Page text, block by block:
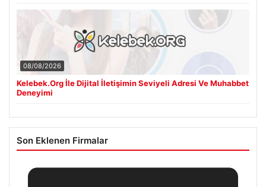
08/08/2026
Kelebek.Org İle Dijital İletişimin Seviyeli Adresi Ve Muhabbet
Deneyimi
Son Eklenen Firmalar